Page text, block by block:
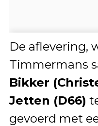
De aflevering,
Timmermans
Bikker
Jetten (D66)
gevoerd met